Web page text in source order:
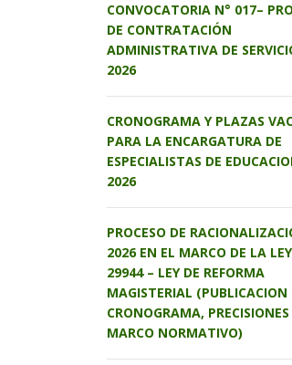
CONVOCATORIA N° 017–
DE CONTRATACIÓN
ADMINISTRATIVA DE
2026
CRONOGRAMA Y PLAZAS
PARA LA ENCARGATURA DE
ESPECIALISTAS DE
2026
PROCESO DE
2026 EN EL MARCO DE LA
29944 – LEY DE REFORMA
MAGISTERIAL (PUBLICACION
CRONOGRAMA, PRECISIONES
MARCO NORMATIVO)